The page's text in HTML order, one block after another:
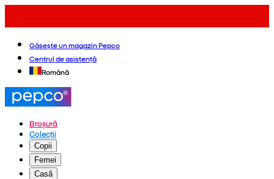
Găsește un magazin Pepco
Centrul de asistență
Română
Broșură
Colecții
Copii
Femei
Casă